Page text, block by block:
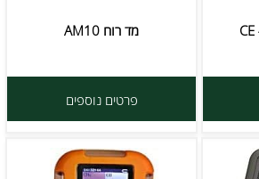
מד רוח AM10
פרטים נוספים